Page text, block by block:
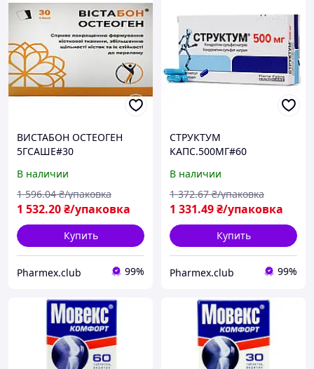
ВИСТАБОН ОСТЕОГЕН
5ГСАШЕ#30
В наличии
1 532.20₴/упаковка
1 596.04 ₴/упаковка
Купить
Pharmex.club 99%
СТРУКТУМ
КАПС.500МГ#60
В наличии
1 331.49₴/упаковка
1 372.67 ₴/упаковка
Купить
Pharmex.club 99%